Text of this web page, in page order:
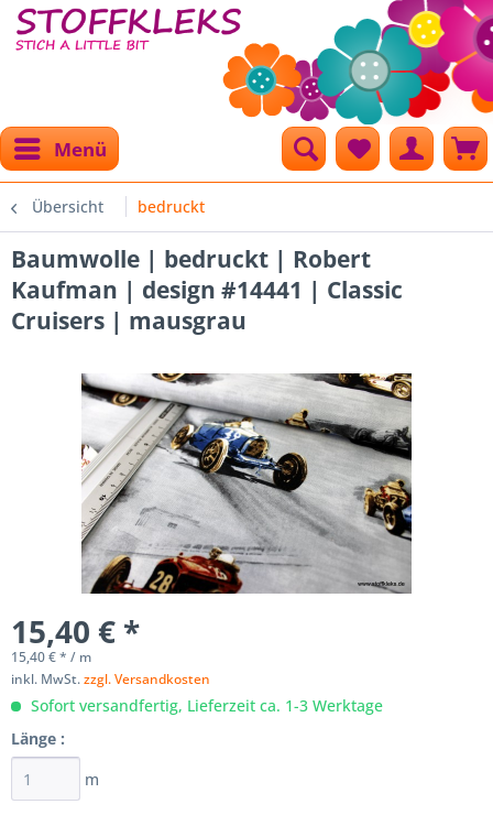
Menü
Übersicht bedruckt
Baumwolle | bedruckt | Robert
Kaufman | design #14441 | Classic
Cruisers | mausgrau
15,40 € *
15,40 € * / m
inkl. MwSt.zzgl. Versandkosten
Sofort versandfertig, Lieferzeit ca. 1-3 Werktage
Länge :
m